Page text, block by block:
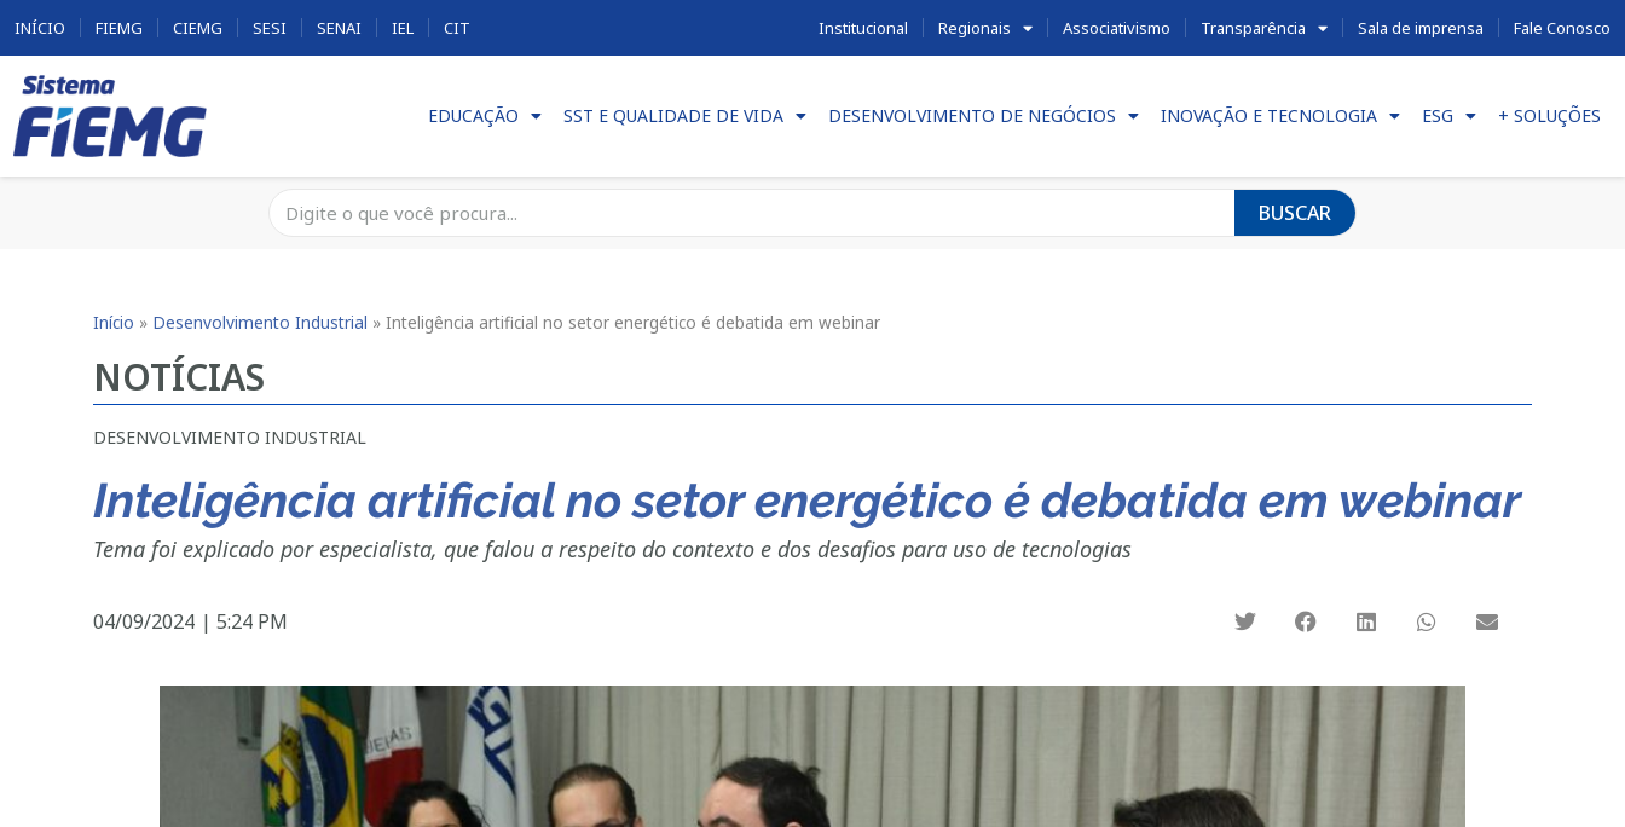
INÍCIO FIEMG CIEMG SESI SENAI IEL CIT Institucional Regionais Associativismo Transparência Sala de imprensa Fale Conosco
EDUCAÇÃO SST E QUALIDADE DE VIDA DESENVOLVIMENTO DE NEGÓCIOS INOVAÇÃO E TECNOLOGIA ESG + SOLUÇÕES
BUSCAR
Início » Desenvolvimento Industrial »Inteligência artificial no setor energético é debatida em webinar
NOTÍCIAS
DESENVOLVIMENTO INDUSTRIAL
Inteligência artificial no setor energético é debatida em webinar
Tema foi explicado por especialista, que falou a respeito do contexto e dos desafios para uso de tecnologias
04/09/2024 | 5:24 PM